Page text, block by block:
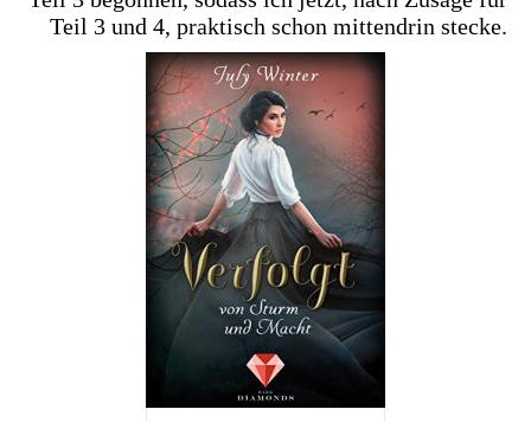
Teil 3 und 4, praktisch schon mittendrin stecke.